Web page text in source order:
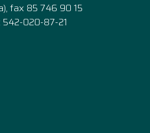
fax 85 746 90 15
542-020-87-21